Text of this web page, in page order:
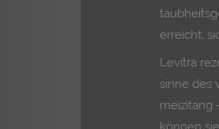
erreicht,
Levitra
sinne des
meizitang
können